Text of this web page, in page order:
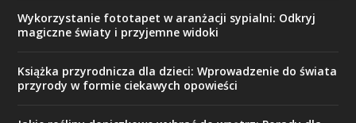
Wykorzystanie fototapet w aranżacji sypialni: Odkryj
magiczne światy i przyjemne widoki
Książka przyrodnicza dla dzieci: Wprowadzenie do świata
przyrody w formie ciekawych opowieści